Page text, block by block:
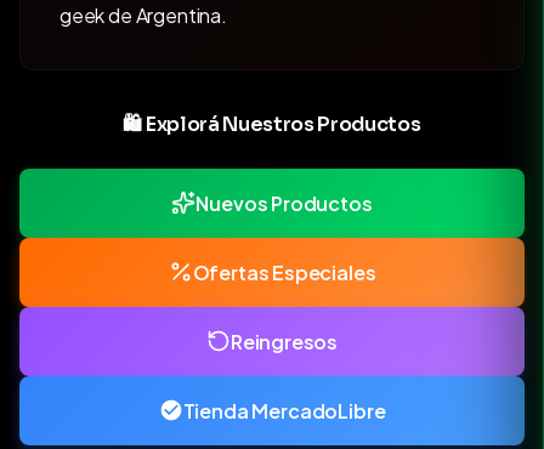
geek de Argentina.
🛍️ Explorá Nuestros Productos
Nuevos Productos
Ofertas Especiales
Reingresos
Tienda MercadoLibre